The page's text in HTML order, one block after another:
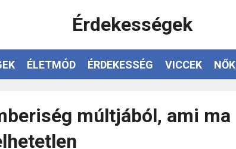
Érdekességek
ÉLETMÓD ÉRDEKESSÉG VICCEK NŐK
múltjából, ami ma